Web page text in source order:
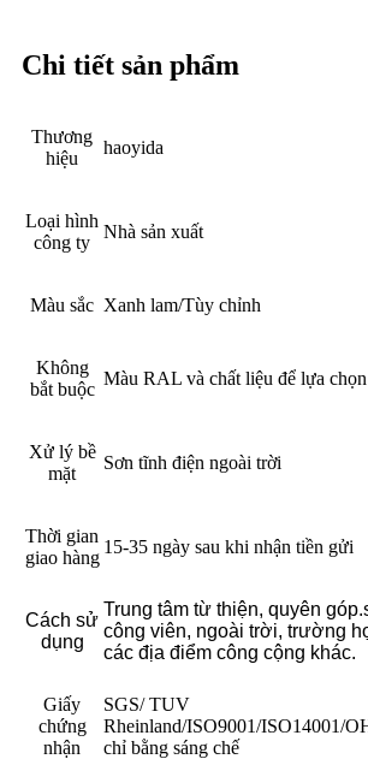
Chi tiết sản phẩm
Thương
hiệu
haoyida
Loại hình
công ty
Nhà sản xuất
Màu sắc Xanh lam/Tùy chỉnh
Không
bắt buộc
Màu RAL và chất liệu để lựa chọn
Xử lý bề
mặt
Sơn tĩnh điện ngoài trời
Thời gian
giao hàng
15-35 ngày sau khi nhận tiền gửi
Cách sử
dụng
Trung tâm từ thiện, quyên góp.
công viên, ngoài trời, trường
các địa điểm công cộng khác.
Giấy
chứng
nhận
SGS/ TUV
Rheinland/ISO9001/ISO14001/
chỉ bằng sáng chế